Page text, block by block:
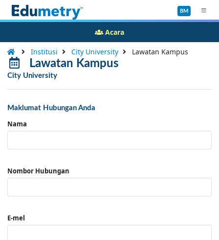
BM
Institusi City University Lawatan Kampus
Lawatan Kampus
City University
Maklumat Hubungan Anda
Nama
Nombor Hubungan
E-mel
Acara